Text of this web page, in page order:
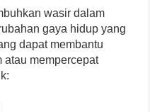
wasir dalam
gaya hidup yang
dapat membantu
atau mempercepat